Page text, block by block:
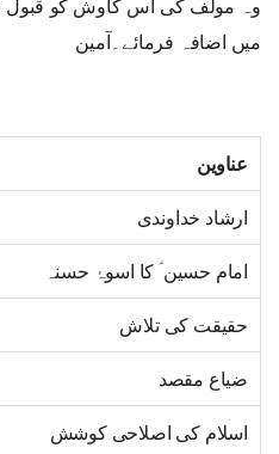
وہ مولف کی اس کاوش کو قبول
میں اضافہ فرمائے۔آمین
عناوین
ارشاد خداوندی
امام حسین ؑ کا اسوۂ حسنہ
حقیقت کی تلاش
ضیاع مقصد
اسلام کی اصلاحی کوشش